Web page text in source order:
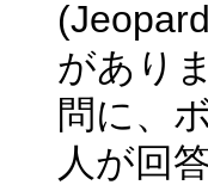
があり
問に、
人が回